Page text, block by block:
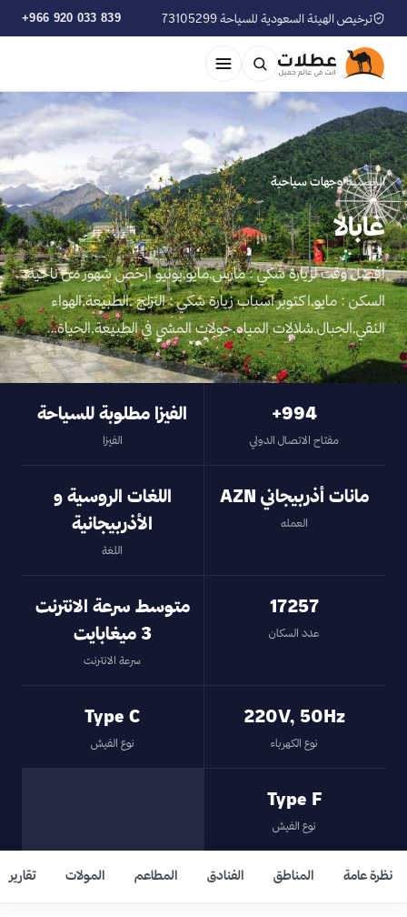
ترخيص الهيئة السعودية للسياحة 73105299 +966 920 033 839
الرئيسية›وجهات سياحية
غابالا
افضل وقت لزيارة شكي : مارس,مايو,يونيو ارخص شهور من ناحية
السكن : مايو,اكتوبر اسباب زيارة شكي : التزلج ,الطبيعة,الهواء
النقي,الجبال,شلالات المياه,جولات المشي في الطبيعة,الحياة…
994+
مفتاح الاتصال الدولي
الفيزا مطلوبة للسياحة
الفيزا
مانات أذربيجاني AZN
العمله
اللغات الروسية و
الأذربيجانية
اللغة
17257
عدد السكان
متوسط سرعة الانترنت
3 ميغابايت
سرعة الانترنت
220V, 50Hz
نوع الكهرباء
Type C
نوع الفيش
Type F
نوع الفيش
نظرة عامة المناطق الفنادق المطاعم المولات تقارير